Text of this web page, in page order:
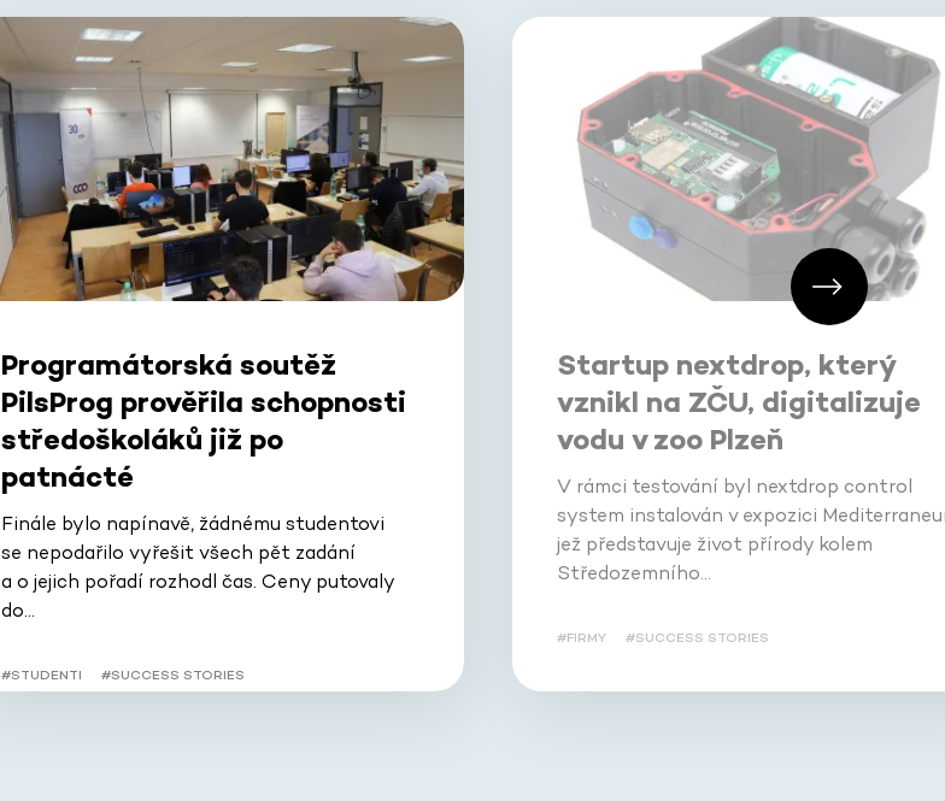
Programátorská soutěž
PilsProg prověřila schopnosti
středoškoláků již po
patnácté
Finále bylo napínavě, žádnému studentovi
se nepodařilo vyřešit všech pět zadání
a o jejich pořadí rozhodl čas. Ceny putovaly
do…
#STUDENTI #SUCCESS STORIES
Startup nextdrop, který
vznikl na ZČU, digitalizuje
vodu v zoo Plzeň
V rámci testování byl nextdrop control
system instalován v expozici
jež představuje život přírody kolem
Středozemního…
#FIRMY #SUCCESS STORIES